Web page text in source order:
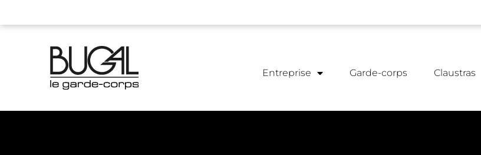
Entreprise Garde-corps Claustras